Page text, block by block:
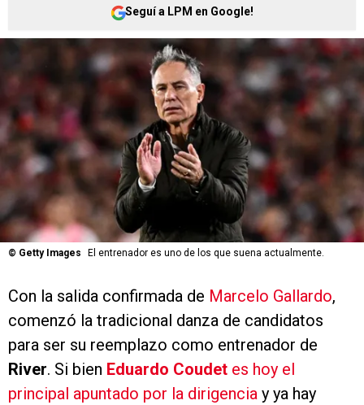
Seguí a LPM en Google!
© Getty Images El entrenador es uno de los que suena actualmente.
Con la salida confirmada de Marcelo Gallardo,
comenzó la tradicional danza de candidatos
para ser su reemplazo como entrenador de
River. Si bien Eduardo Coudet es hoy el
principal apuntado por la dirigencia y ya hay